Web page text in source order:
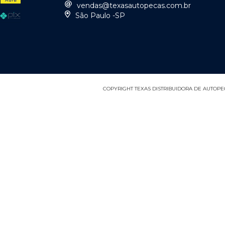
vendas@texasautopecas.com.br
São Paulo -SP
COPYRIGHT TEXAS DISTRIBUIDORA DE